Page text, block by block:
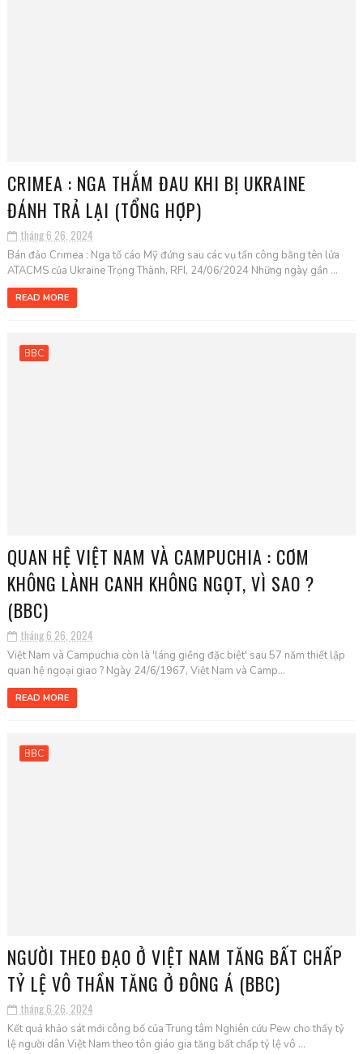
CRIMEA : NGA THẮM ĐAU KHI BỊ UKRAINE
ĐÁNH TRẢ LẠI (TỔNG HỢP)
tháng 6 26, 2024
Bán đảo Crimea : Nga tố cáo Mỹ đứng sau các vụ tấn công bằng tên lửa
ATACMS của Ukraine Trọng Thành, RFI, 24/06/2024 Những ngày gần ...
READ MORE
BBC
QUAN HỆ VIỆT NAM VÀ CAMPUCHIA : CƠM
KHÔNG LÀNH CANH KHÔNG NGỌT, VÌ SAO ?
(BBC)
tháng 6 26, 2024
Việt Nam và Campuchia còn là 'láng giềng đặc biệt' sau 57 năm thiết lập
quan hệ ngoại giao ? Ngày 24/6/1967, Việt Nam và Camp...
READ MORE
BBC
NGƯỜI THEO ĐẠO Ở VIỆT NAM TĂNG BẤT CHẤP
TỶ LỆ VÔ THẦN TĂNG Ở ĐÔNG Á (BBC)
tháng 6 26, 2024
Kết quả khảo sát mới công bố của Trung tâm Nghiên cứu Pew cho thấy tỷ
lệ người dân Việt Nam theo tôn giáo gia tăng bất chấp tỷ lệ vô ...